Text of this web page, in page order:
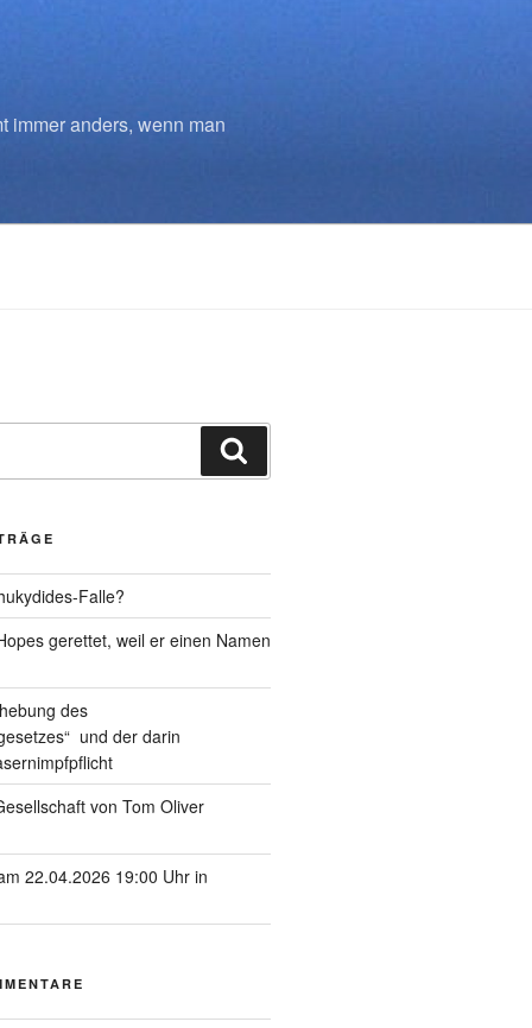
immer anders, wenn man
Falle?
gerettet, weil er einen Namen
des
und der darin
von Tom Oliver
22.04.2026 19:00 Uhr in